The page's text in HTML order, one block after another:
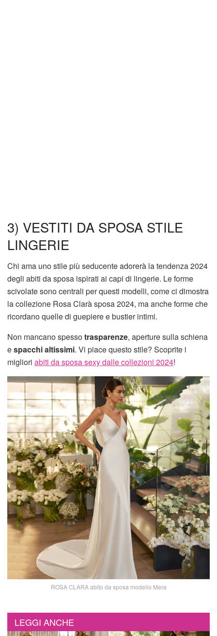
3) VESTITI DA SPOSA STILE
LINGERIE
Chi ama uno stile più seducente adorerà la tendenza 2024
degli abiti da sposa ispirati ai capi di lingerie. Le forme
scivolate sono centrali per questi modelli, come ci dimostra
la collezione Rosa Clarà sposa 2024, ma anche forme che
ricordano quelle di guepiere e bustier intimi.
Non mancano spessotrasparenze, aperture sulla schiena
espacchi altissimi. Vi piace questo stile? Scoprite i
migliori abiti da sposa sexy dalle collezioni 2024!
ROSA CLARA abito da sposa modello Mera
LEGGI ANCHE